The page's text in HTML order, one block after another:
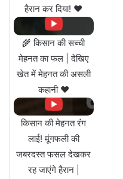
हैरान कर दिया! ❤️
🌾 किसान की सच्ची
मेहनत का फल | देखिए
खेत में मेहनत की असली
कहानी ❤️
किसान की मेहनत रंग
लाई! मूंगफली की
जबरदस्त फसल देखकर
रह जाएंगे हैरान |